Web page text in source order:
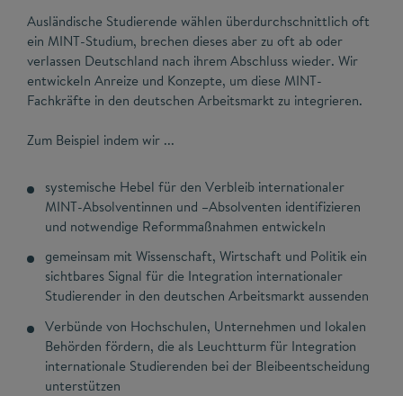
Ausländische Studierende wählen überdurchschnittlich oft
ein MINT-Studium, brechen dieses aber zu oft ab oder
verlassen Deutschland nach ihrem Abschluss wieder. Wir
entwickeln Anreize und Konzepte, um diese MINT-
Fachkräfte in den deutschen Arbeitsmarkt zu integrieren.
Zum Beispiel indem wir ...
systemische Hebel für den Verbleib internationaler
MINT-Absolventinnen und –Absolventen identifizieren
und notwendige Reformmaßnahmen entwickeln
gemeinsam mit Wissenschaft, Wirtschaft und Politik ein
sichtbares Signal für die Integration internationaler
Studierender in den deutschen Arbeitsmarkt aussenden
Verbünde von Hochschulen, Unternehmen und lokalen
Behörden fördern, die als Leuchtturm für Integration
internationale Studierenden bei der Bleibeentscheidung
unterstützen